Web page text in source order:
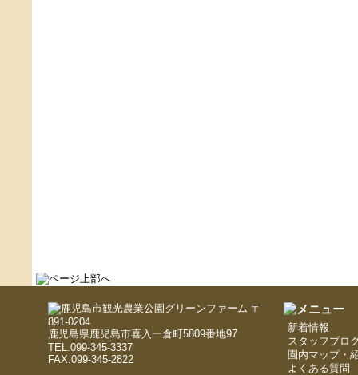
〒
891-0204
鹿児島県鹿児島市喜入一倉町5809番地97
TEL.099-345-3337
FAX.099-345-2822
新着情報
スタッフブロ
園内マップ・
よくある質問